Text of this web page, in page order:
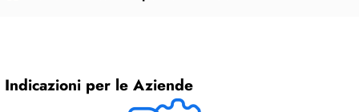
Indicazioni per le Aziende